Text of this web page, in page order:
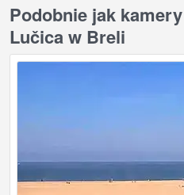
Podobnie jak
Lučica w Breli